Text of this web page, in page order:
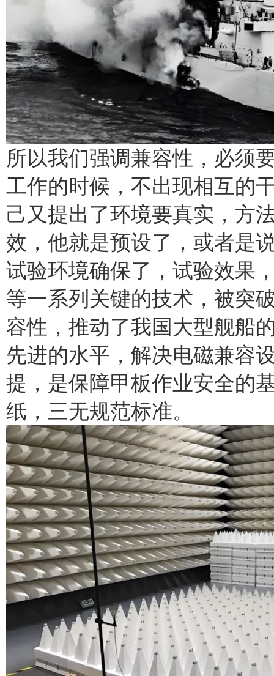
所以我们强调兼容性，必须
工作的时候，不出现相互的
己又提出了环境要真实，方
效，他就是预设了，或者是
试验环境确保了，试验效果
等一系列关键的技术，被突
容性，推动了我国大型舰船
先进的水平，解决电磁兼容
提，是保障甲板作业安全的
纸，三无规范标准。